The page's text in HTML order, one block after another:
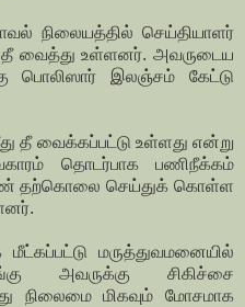
நிலையத்தில் செய்தியாளர்
தீ வைத்து உள்ளனர். அவருடைய
பொலிஸார் இலஞ்சம் கேட்டு
தீ வைக்கப்பட்டு உள்ளது என்று
தொடர்பாக பணிநீக்கம்
தற்கொலை செய்துக் கொள்ள
மருத்துவமனையில்
அவருக்கு சிகிச்சை
நிலைமை மிகவும் மோசமாக